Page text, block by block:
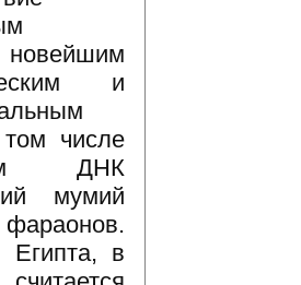
и
числе
ДНК
мумий
фараонов.
Египта, в